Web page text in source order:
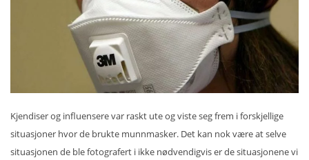
Kjendiser og influensere var raskt ute og viste seg frem i forskjellige
situasjoner hvor de brukte munnmasker. Det kan nok være at selve
situasjonen de ble fotografert i ikke nødvendigvis er de situasjonene vi